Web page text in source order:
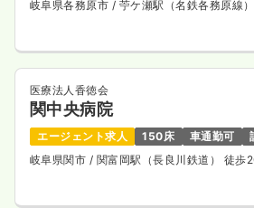
岐阜県各務原市 / 苧ケ瀬駅（名鉄各務原線
医療法人香徳会
関中央病院
エージェント求人 150床 車通勤可
岐阜県関市 / 関富岡駅（長良川鉄道） 徒歩